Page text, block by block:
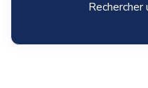
Rechercher